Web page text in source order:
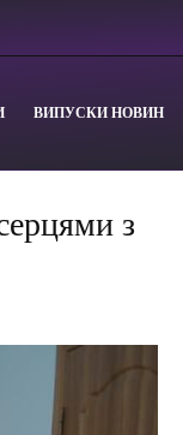
ВИПУСКИ НОВИН
з